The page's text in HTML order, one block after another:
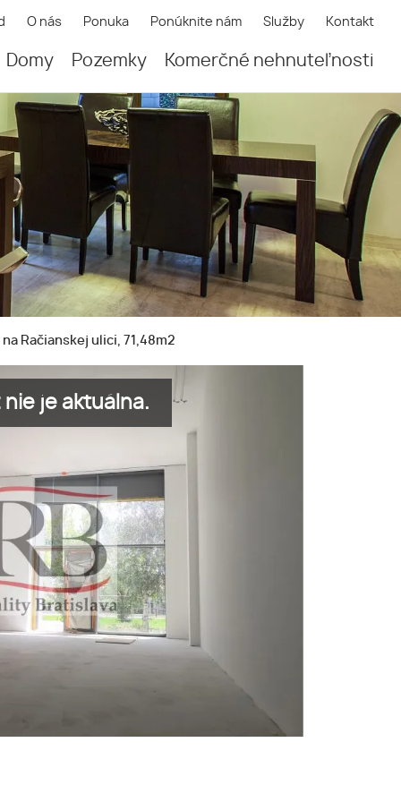
O nás Ponuka Ponúknite nám Služby Kontakt
Domy Pozemky Komerčné nehnuteľnosti
Račianskej ulici, 71,48m2
je aktuálna.